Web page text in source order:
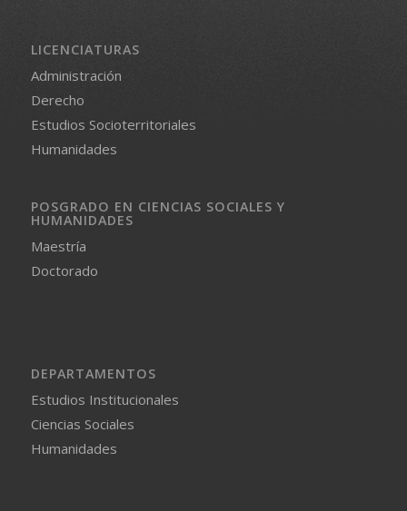
LICENCIATURAS
Administración
Derecho
Estudios Socioterritoriales
Humanidades
POSGRADO EN CIENCIAS SOCIALES Y
HUMANIDADES
Maestría
Doctorado
DEPARTAMENTOS
Estudios Institucionales
Ciencias Sociales
Humanidades